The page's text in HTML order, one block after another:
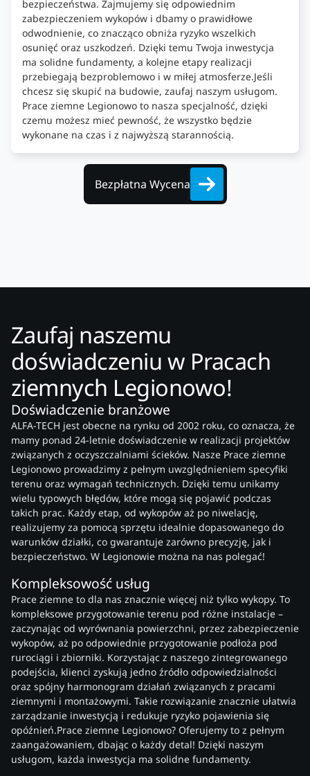
bezpieczeństwa. Zajmujemy się odpowiednim
zabezpieczeniem wykopów i dbamy o prawidłowe
odwodnienie, co znacząco obniża ryzyko wszelkich
osunięć oraz uszkodzeń. Dzięki temu Twoja inwestycja
ma solidne fundamenty, a kolejne etapy realizacji
przebiegają bezproblemowo i w miłej atmosferze.Jeśli
chcesz się skupić na budowie, zaufaj naszym usługom.
Prace ziemne Legionowo to nasza specjalność, dzięki
czemu możesz mieć pewność, że wszystko będzie
wykonane na czas i z najwyższą starannością.
Bezpłatna Wycena
Zaufaj naszemu
doświadczeniu w Pracach
ziemnych Legionowo!
Doświadczenie branżowe
ALFA-TECH jest obecne na rynku od 2002 roku, co oznacza, że
mamy ponad 24-letnie doświadczenie w realizacji projektów
związanych z oczyszczalniami ścieków. Nasze Prace ziemne
Legionowo prowadzimy z pełnym uwzględnieniem specyfiki
terenu oraz wymagań technicznych. Dzięki temu unikamy
wielu typowych błędów, które mogą się pojawić podczas
takich prac. Każdy etap, od wykopów aż po niwelację,
realizujemy za pomocą sprzętu idealnie dopasowanego do
warunków działki, co gwarantuje zarówno precyzję, jak i
bezpieczeństwo. W Legionowie można na nas polegać!
Kompleksowość usług
Prace ziemne to dla nas znacznie więcej niż tylko wykopy. To
kompleksowe przygotowanie terenu pod różne instalacje –
zaczynając od wyrównania powierzchni, przez zabezpieczenie
wykopów, aż po odpowiednie przygotowanie podłoża pod
rurociągi i zbiorniki. Korzystając z naszego zintegrowanego
podejścia, klienci zyskują jedno źródło odpowiedzialności
oraz spójny harmonogram działań związanych z pracami
ziemnymi i montażowymi. Takie rozwiązanie znacznie ułatwia
zarządzanie inwestycją i redukuje ryzyko pojawienia się
opóźnień.Prace ziemne Legionowo? Oferujemy to z pełnym
zaangażowaniem, dbając o każdy detal! Dzięki naszym
usługom, każda inwestycja ma solidne fundamenty.